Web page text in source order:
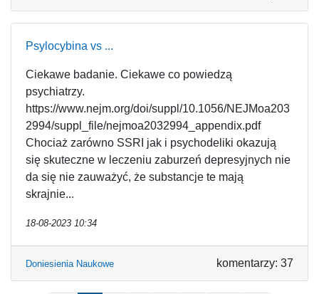
Psylocybina vs ...
Ciekawe badanie. Ciekawe co powiedzą
psychiatrzy.
https://www.nejm.org/doi/suppl/10.1056/NEJMoa203
2994/suppl_file/nejmoa2032994_appendix.pdf
Chociaż zarówno SSRI jak i psychodeliki okazują
się skuteczne w leczeniu zaburzeń depresyjnych nie
da się nie zauważyć, że substancje te mają
skrajnie...
18-08-2023 10:34
Doniesienia Naukowe komentarzy: 37